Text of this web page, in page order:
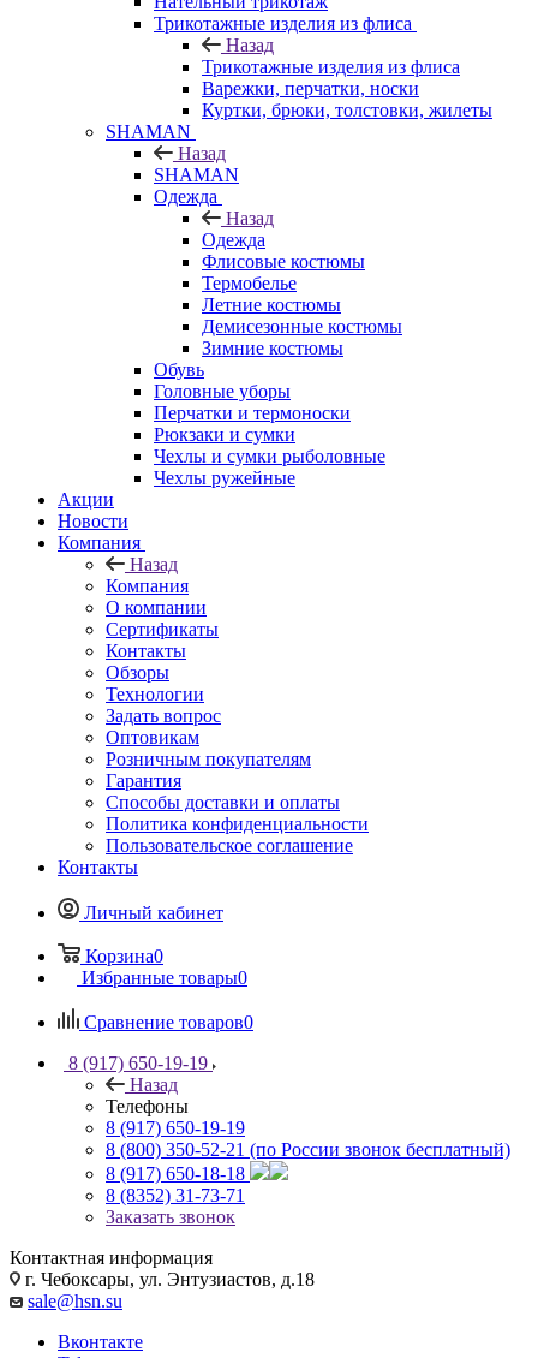
Трикотажные изделия из флиса
Назад
Трикотажные изделия из флиса
Варежки, перчатки, носки
Куртки, брюки, толстовки, жилеты
SHAMAN
Назад
SHAMAN
Одежда
Назад
Одежда
Флисовые костюмы
Термобелье
Летние костюмы
Демисезонные костюмы
Зимние костюмы
Обувь
Головные уборы
Перчатки и термоноски
Рюкзаки и сумки
Чехлы и сумки рыболовные
Чехлы ружейные
Акции
Новости
Компания
Назад
Компания
О компании
Сертификаты
Контакты
Обзоры
Технологии
Задать вопрос
Оптовикам
Розничным покупателям
Гарантия
Способы доставки и оплаты
Политика конфиденциальности
Пользовательское соглашение
Контакты
Личный кабинет
Корзина0
Избранные товары0
Сравнение товаров0
8 (917) 650-19-19
Назад
Телефоны
8 (917) 650-19-19
8 (800) 350-52-21 (по России звонок бесплатный)
8 (917) 650-18-18
8 (8352) 31-73-71
Заказать звонок
Контактная информация
г. Чебоксары, ул. Энтузиастов, д.18
sale@hsn.su
Вконтакте